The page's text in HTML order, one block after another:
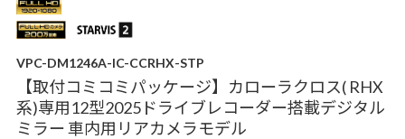
VPC-DM1246A-IC-CCRHX-STP
【取付コミコミパッケージ】カローラクロス( RHX
系)専用12型2025ドライブレコーダー搭載デジタル
ミラー 車内用リアカメラモデル